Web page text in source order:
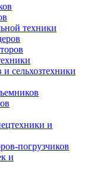
техники
сельхозтехники
и
погрузчиков
и